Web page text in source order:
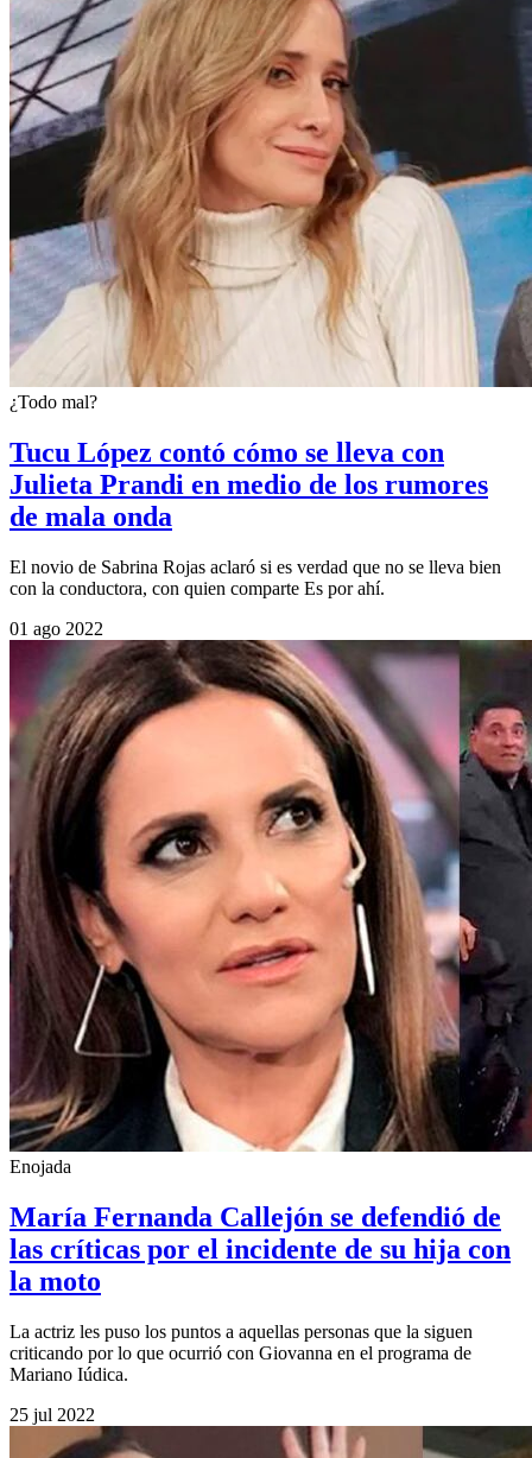
¿Todo mal?
Tucu López contó cómo se lleva con
Julieta Prandi en medio de los rumores
de mala onda
El novio de Sabrina Rojas aclaró si es verdad que no se lleva bien
con la conductora, con quien comparte Es por ahí.
01 ago 2022
Enojada
María Fernanda Callejón se defendió de
las críticas por el incidente de su hija con
la moto
La actriz les puso los puntos a aquellas personas que la siguen
criticando por lo que ocurrió con Giovanna en el programa de
Mariano Iúdica.
25 jul 2022